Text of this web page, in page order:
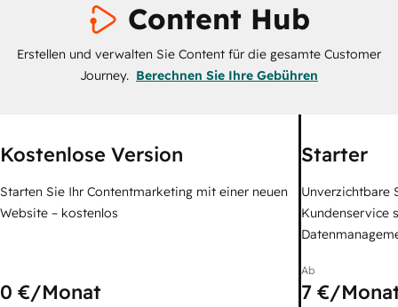
Content Hub
Erstellen und verwalten Sie Content für die gesamte Customer
Journey. Berechnen Sie Ihre Gebühren
Kostenlose Version
Starten Sie Ihr Contentmarketing mit einer neuen
Website – kostenlos
0 €/Monat
Starter
Unverzichtbare
Kundenservice
Ab
7 €/